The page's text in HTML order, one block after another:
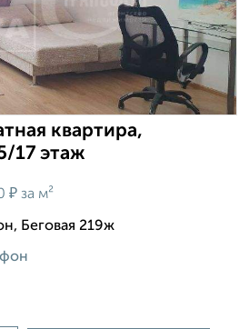
квартира,
17 этаж
₽ за м²
Беговая 219ж